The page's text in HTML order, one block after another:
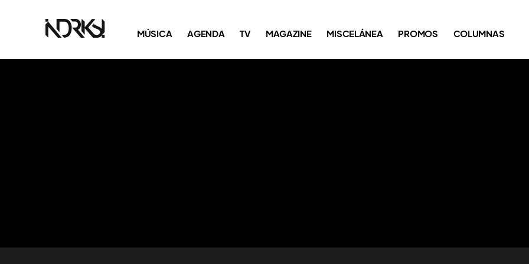
MÚSICA AGENDA TV MAGAZINE MISCELÁNEA PROMOS COLUMNAS